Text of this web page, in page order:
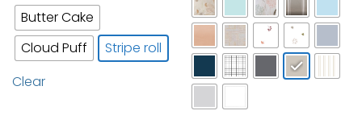
Butter Cake
Cloud Puff
Stripe roll
Clear